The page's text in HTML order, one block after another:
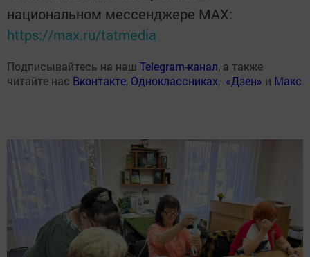
национальном мессенджере MАХ:
https://max.ru/tatmedia
Подписывайтесь на наш Telegram-канал, а также
читайте нас Вконтакте, Одноклассниках, «Дзен» и Макс